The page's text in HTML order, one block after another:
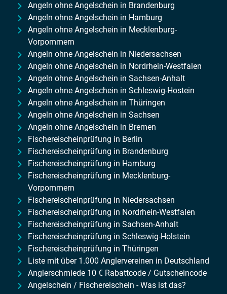
Angeln ohne Angelschein in Brandenburg
Angeln ohne Angelschein in Hamburg
Angeln ohne Angelschein in Mecklenburg-
Vorpommern
Angeln ohne Angelschein in Niedersachsen
Angeln ohne Angelschein in Nordrhein-Westfalen
Angeln ohne Angelschein in Sachsen-Anhalt
Angeln ohne Angelschein in Schleswig-Hostein
Angeln ohne Angelschein in Thüringen
Angeln ohne Angelschein in Sachsen
Angeln ohne Angelschein in Bremen
Fischereischeinprüfung in Berlin
Fischereischeinprüfung in Brandenburg
Fischereischeinprüfung in Hamburg
Fischereischeinprüfung in Mecklenburg-
Vorpommern
Fischereischeinprüfung in Niedersachsen
Fischereischeinprüfung in Nordrhein-Westfalen
Fischereischeinprüfung in Sachsen-Anhalt
Fischereischeinprüfung in Schleswig-Holstein
Fischereischeinprüfung in Thüringen
Liste mit über 1.000 Anglervereinen in Deutschland
Anglerschmiede 10 € Rabattcode / Gutscheincode
Angelschein / Fischereischein - Was ist das?